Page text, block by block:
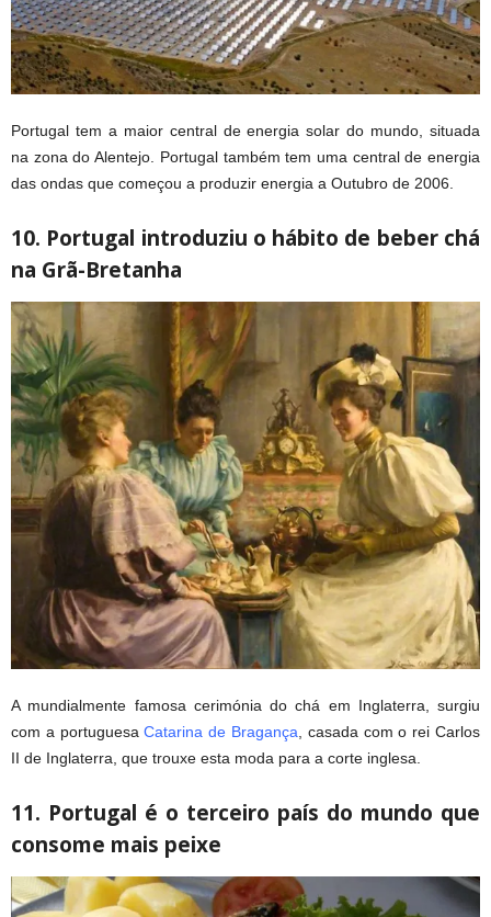
Portugal tem a maior central de energia solar do mundo, situada
na zona do Alentejo. Portugal também tem uma central de energia
das ondas que começou a produzir energia a Outubro de 2006.
10. Portugal introduziu o hábito de beber chá
na Grã-Bretanha
A mundialmente famosa cerimónia do chá em Inglaterra, surgiu
com a portuguesaCatarina de Bragança , casada com o rei Carlos
II de Inglaterra, que trouxe esta moda para a corte inglesa.
11. Portugal é o terceiro país do mundo que
consome mais peixe